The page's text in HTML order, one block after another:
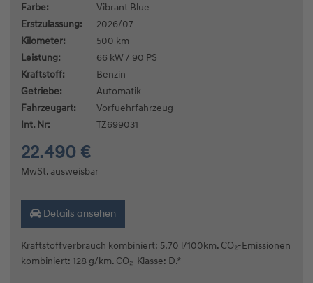
Farbe:
Vibrant Blue
Erstzulassung:
2026/07
Kilometer:
500 km
Leistung:
66 kW / 90 PS
Kraftstoff:
Benzin
Getriebe:
Automatik
Fahrzeugart:
Vorfuehrfahrzeug
Int. Nr:
TZ699031
22.490 €
MwSt. ausweisbar
Details ansehen
Kraftstoffverbrauch kombiniert: 5.70 l/100km. CO₂-Emissionen
kombiniert: 128 g/km. CO₂-Klasse: D.*